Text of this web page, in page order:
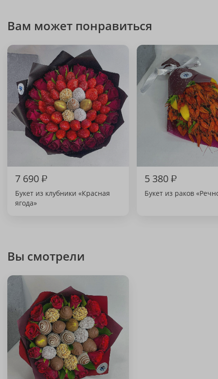
Вам может понравиться
7 690₽
Букет из клубники «Красная
ягода»
5 380₽
Букет из раков
Вы смотрели